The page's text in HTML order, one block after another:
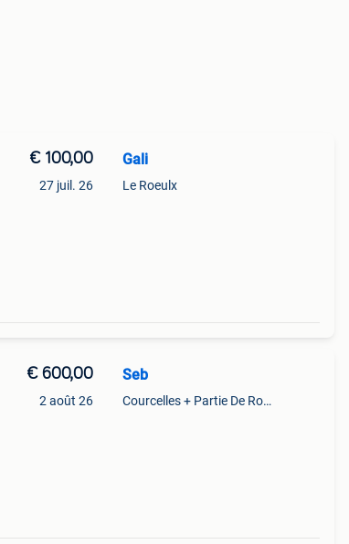
€ 100,00
27 juil. 26
Gali
Le Roeulx
€ 600,00
2 août 26
Seb
Courcelles + Partie De Roux